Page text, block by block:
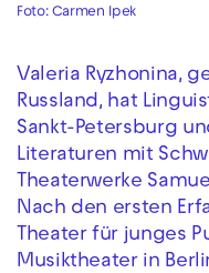
Foto: Carmen Ipek
Valeria Ryzhonina,
Russland, hat
Sankt-Petersburg
Literaturen mit
Theaterwerke
Nach den ersten
Theater für junges
Musiktheater in